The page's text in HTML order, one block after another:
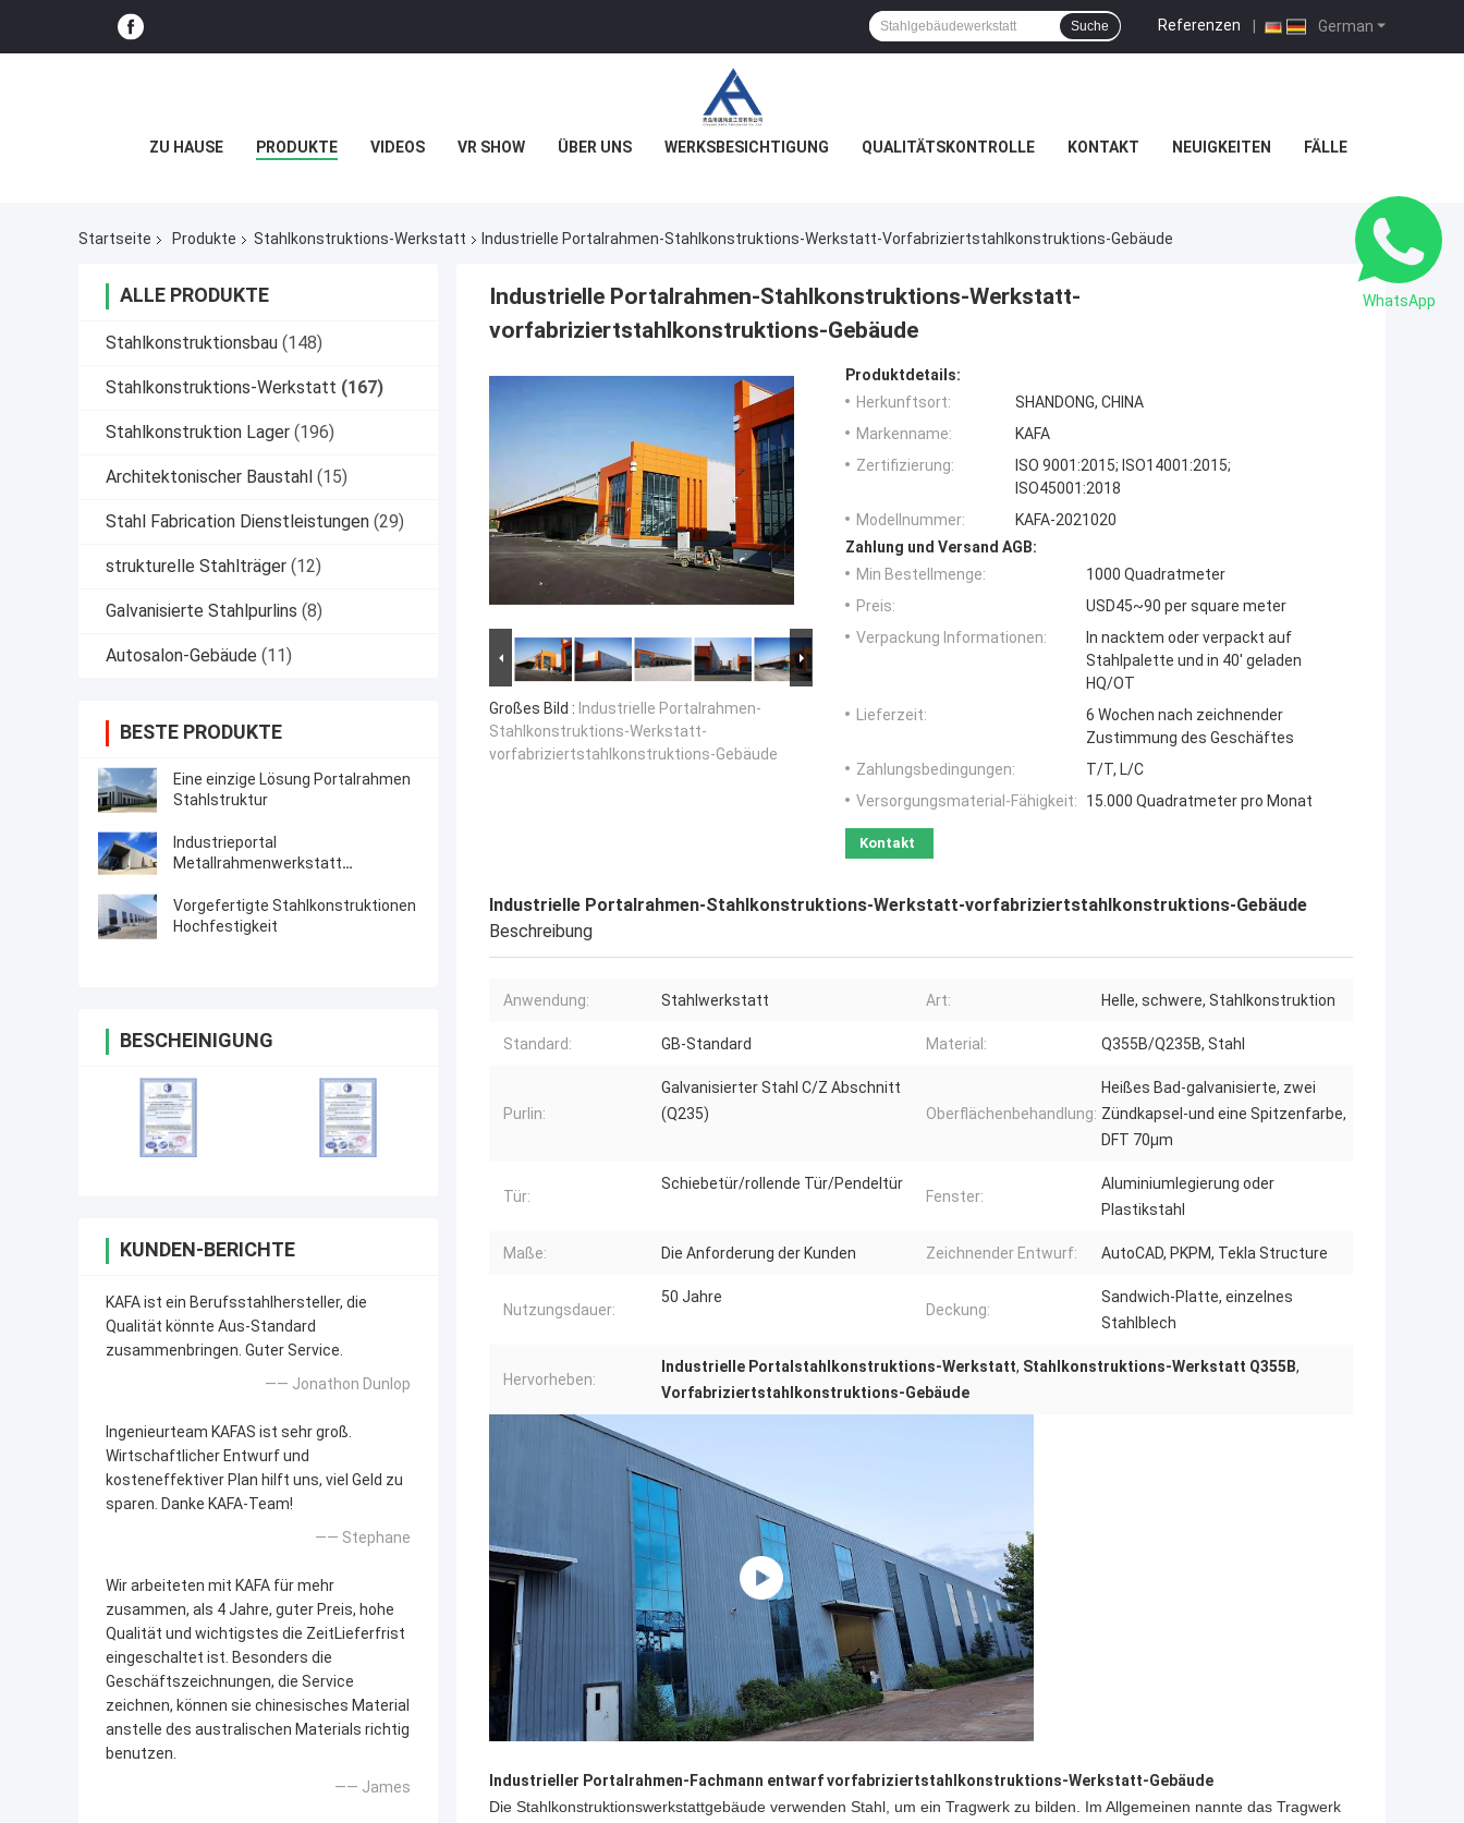
German
Referenzen |
Suche
ZU HAUSE PRODUKTE VIDEOS VR SHOW ÜBER UNS WERKSBESICHTIGUNG QUALITÄTSKONTROLLE KONTAKT NEUIGKEITEN FÄLLE
Startseite Produkte Stahlkonstruktions-Werkstatt Industrielle Portalrahmen-Stahlkonstruktions-Werkstatt-Vorfabriziertstahlkonstruktions-Gebäude
ALLE PRODUKTE
Stahlkonstruktionsbau (148)
Stahlkonstruktions-Werkstatt (167)
Stahlkonstruktion Lager (196)
Architektonischer Baustahl (15)
Stahl Fabrication Dienstleistungen (29)
strukturelle Stahlträger (12)
Galvanisierte Stahlpurlins (8)
Autosalon-Gebäude (11)
BESTE PRODUKTE
Eine einzige Lösung Portalrahmen
Stahlstruktur
Industrieportal
Metallrahmenwerkstatt
Vorgefertigte Stahlkonstruktionen
Hochfestigkeit
BESCHEINIGUNG
KUNDEN-BERICHTE
KAFA ist ein Berufsstahlhersteller, die
Qualität könnte Aus-Standard
zusammenbringen. Guter Service.
—— Jonathon Dunlop
Ingenieurteam KAFAS ist sehr groß.
Wirtschaftlicher Entwurf und
kosteneffektiver Plan hilft uns, viel Geld zu
sparen. Danke KAFA-Team!
—— Stephane
Wir arbeiteten mit KAFA für mehr
zusammen, als 4 Jahre, guter Preis, hohe
Qualität und wichtigstes die ZeitLieferfrist
eingeschaltet ist. Besonders die
Geschäftszeichnungen, die Service
zeichnen, können sie chinesisches Material
anstelle des australischen Materials richtig
benutzen.
—— James
Industrielle Portalrahmen-Stahlkonstruktions-Werkstatt-
vorfabriziertstahlkonstruktions-Gebäude
Großes Bild : Industrielle Portalrahmen-
Stahlkonstruktions-Werkstatt-
vorfabriziertstahlkonstruktions-Gebäude
Produktdetails:
Herkunftsort:
SHANDONG, CHINA
Markenname:
KAFA
Zertifizierung:
ISO 9001:2015; ISO14001:2015;
ISO45001:2018
Modellnummer:
KAFA-2021020
Zahlung und Versand AGB:
Min Bestellmenge:
1000 Quadratmeter
Preis:
USD45~90 per square meter
Verpackung Informationen:
In nacktem oder verpackt auf
Stahlpalette und in 40' geladen
HQ/OT
Lieferzeit:
6 Wochen nach zeichnender
Zustimmung des Geschäftes
Zahlungsbedingungen:
T/T, L/C
Versorgungsmaterial-Fähigkeit:
15.000 Quadratmeter pro Monat
Kontakt
Industrielle Portalrahmen-Stahlkonstruktions-Werkstatt-vorfabriziertstahlkonstruktions-Gebäude
Beschreibung
Anwendung: Stahlwerkstatt Art: Helle, schwere, Stahlkonstruktion
Standard: GB-Standard Material: Q355B/Q235B, Stahl
Purlin:
Galvanisierter Stahl C/Z Abschnitt
(Q235)
Oberflächenbehandlung:
Heißes Bad-galvanisierte, zwei
Zündkapsel-und eine Spitzenfarbe,
DFT 70μm
Tür:
Schiebetür/rollende Tür/Pendeltür
Fenster:
Aluminiumlegierung oder
Plastikstahl
Maße: Die Anforderung der Kunden Zeichnender Entwurf: AutoCAD, PKPM, Tekla Structure
Nutzungsdauer:
50 Jahre
Deckung:
Sandwich-Platte, einzelnes
Stahlblech
Hervorheben:
Industrielle Portalstahlkonstruktions-Werkstatt, Stahlkonstruktions-Werkstatt Q355B,
Vorfabriziertstahlkonstruktions-Gebäude
Industrieller Portalrahmen-Fachmann entwarf vorfabriziertstahlkonstruktions-Werkstatt-Gebäude
Die Stahlkonstruktionswerkstattgebäude verwenden Stahl, um ein Tragwerk zu bilden. Im Allgemeinen nannte das Tragwerk
WhatsApp